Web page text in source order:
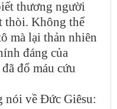
thương người
thòi. Không thể
mà lại thản nhiên
đáng của
đổ máu cứu
nói về Đức Giêsu: